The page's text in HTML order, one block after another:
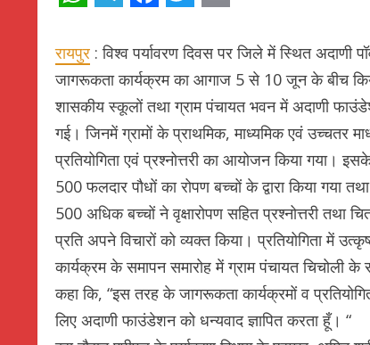
रायपुर : विश्व पर्यावरण दिवस पर जिले में स्थित अदाणी
जागरूकता कार्यक्रम का आगाज 5 से 10 जून के बीच
शासकीय स्कूलों तथा ग्राम पंचायत भवन में अदाणी
गई। जिनमें ग्रामों के प्राथमिक, माध्यमिक एवं उच्चतर
प्रतियोगिता एवं प्रश्नोत्तरी का आयोजन किया गया।
500 फलदार पौधों का रोपण बच्चों के द्वारा किया गया
500 अधिक बच्चों ने वृक्षारोपण सहित प्रश्नोत्तरी तथा
प्रति अपने विचारों को व्यक्त किया। प्रतियोगिता में
कार्यक्रम के समापन समारोह में ग्राम पंचायत चिचोली
कहा कि, “इस तरह के जागरूकता कार्यक्रमों व
लिए अदाणी फाउंडेशन को धन्यवाद ज्ञापित करता हूँ। “